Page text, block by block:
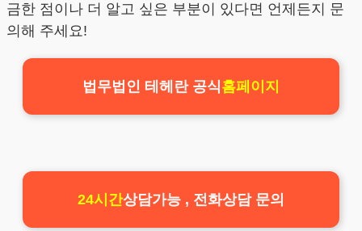
금한 점이나 더 알고 싶은 부분이 있다면 언제든지 문
의해 주세요!
법무법인 테헤란 공식홈페이지
24시간상담가능 , 전화상담 문의